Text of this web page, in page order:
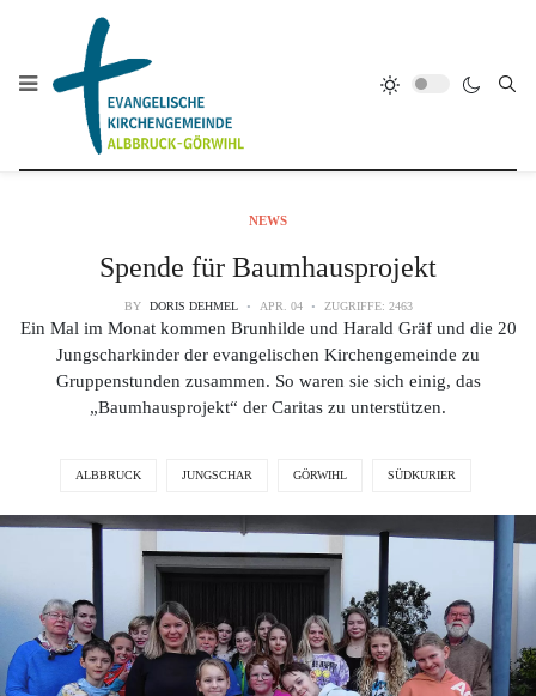
NEWS
Spende für Baumhausprojekt
BY DORIS DEHMEL APR. 04 ZUGRIFFE: 2463
Ein Mal im Monat kommen Brunhilde und Harald Gräf und die 20
Jungscharkinder der evangelischen Kirchengemeinde zu
Gruppenstunden zusammen. So waren sie sich einig, das
„Baumhausprojekt“ der Caritas zu unterstützen.
ALBBRUCK JUNGSCHAR GÖRWIHL SÜDKURIER